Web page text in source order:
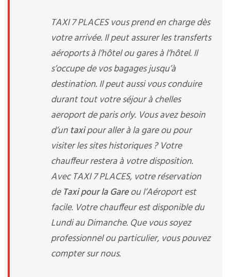
TAXI 7 PLACES vous prend en charge dès
votre arrivée. Il peut assurer les transferts
aéroports à l’hôtel ou gares à l’hôtel. Il
s’occupe de vos bagages jusqu’à
destination. Il peut aussi vous conduire
durant tout votre séjour à chelles
aeroport de paris orly. Vous avez besoin
d’un taxipour aller à la gare ou pour
visiter les sites historiques ? Votre
chauffeur restera à votre disposition.
Avec TAXI 7 PLACES, votre réservation
de Taxi pour la Gareou l’Aéroport est
facile. Votre chauffeur est disponible du
Lundi au Dimanche. Que vous soyez
professionnel ou particulier, vous pouvez
compter sur nous.